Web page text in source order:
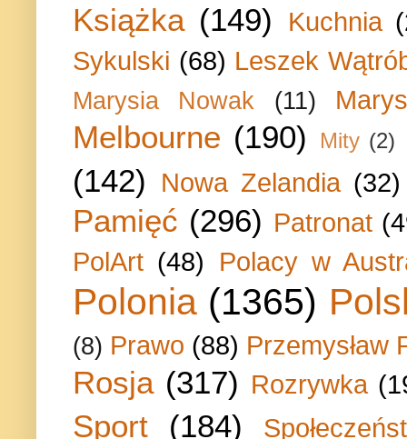
Książka (149) Kuchnia
Sykulski (68) Leszek
Marysia Nowak (11)
Melbourne (190) Mity (2)
(142) Nowa Zelandia (32)
Pamięć (296) Patronat
PolArt (48) Polacy w
Polonia (1365)
(8) Prawo (88) Przemysław
Rosja (317) Rozrywka
Sport (184)